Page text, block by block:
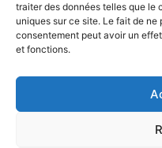
traiter des données telles que le
uniques sur ce site. Le fait de
consentement peut avoir un
et fonctions.